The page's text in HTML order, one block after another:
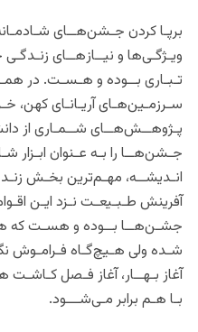
برپـا کردن ‌جـشن‌هــای
ویـژگـی‌ها و نیــاز‌هــای
تـبـاری بــوده و هـسـت. در
سـرزمـین‌هـای آریـانـای کهن،
پـژوهــش‌هــای شــمـاری از
جـشن‌هــا را بـه عـنوان ابـزار
انـدیشــه، مهـم‌ترین بخـش
آفرینش طـبـیعـت نـزد ایـن
جشـن‌هــا بــوده و هسـت که
شـده ولی هـیچ‌گـاه فـرامـوش
آغاز بـهــار، آغاز فـصل
بـا هـم برابر مـی‌شـــود.